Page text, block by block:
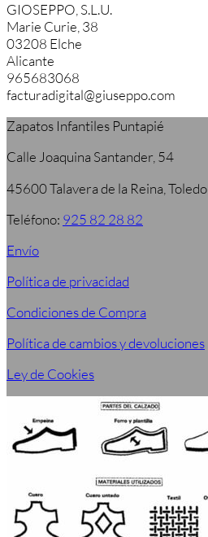
GIOSEPPO, S.L.U.
Marie Curie, 38
03208 Elche
Alicante
965683068
facturadigital@giuseppo.com
Zapatos Infantiles Puntapié
Calle Joaquina Santander, 54
45600 Talavera de la Reina, Toledo
Teléfono: 925 82 28 82
Envío
Política de privacidad
Condiciones de Compra
Política de cambios y devoluciones
Ley de Cookies